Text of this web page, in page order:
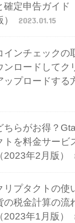
確定申告ガイド
）
2023.01.15
インチェックの
ンロードしてク
ップロードする
ちらがお得？
トを料金サービ
（2023年2月版）
リプタクトの
の税金計算の流
（2023年1月版）